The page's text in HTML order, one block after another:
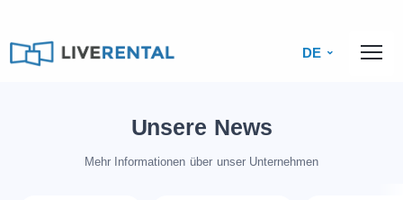
DE
Unsere News
Mehr Informationen über unser Unternehmen